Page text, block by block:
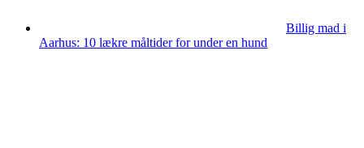
Billig mad i
Aarhus: 10 lækre måltider for under en hund